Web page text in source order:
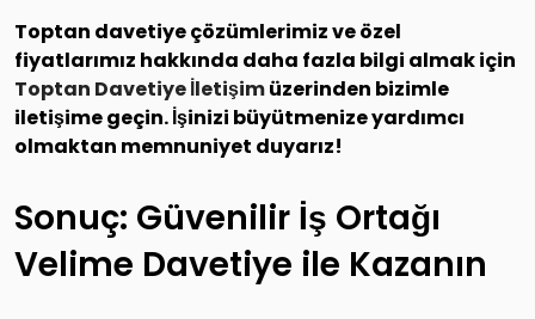
Toptan davetiye çözümlerimiz ve özel
fiyatlarımız hakkında daha fazla bilgi almak için
Toptan Davetiye İletişimüzerinden bizimle
iletişime geçin. İşinizi büyütmenize yardımcı
olmaktan memnuniyet duyarız!
Sonuç: Güvenilir İş Ortağı
Velime Davetiye ile Kazanın